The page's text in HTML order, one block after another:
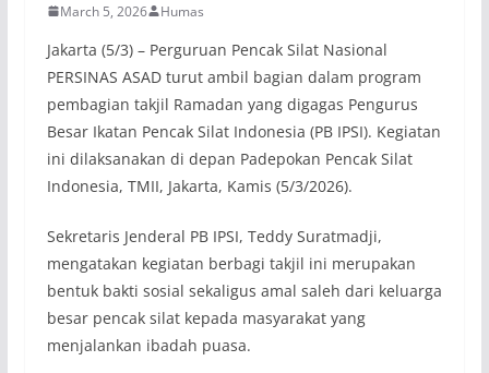
March 5, 2026 Humas
Jakarta (5/3) – Perguruan Pencak Silat Nasional
PERSINAS ASAD turut ambil bagian dalam program
pembagian takjil Ramadan yang digagas Pengurus
Besar Ikatan Pencak Silat Indonesia (PB IPSI). Kegiatan
ini dilaksanakan di depan Padepokan Pencak Silat
Indonesia, TMII, Jakarta, Kamis (5/3/2026).
Sekretaris Jenderal PB IPSI, Teddy Suratmadji,
mengatakan kegiatan berbagi takjil ini merupakan
bentuk bakti sosial sekaligus amal saleh dari keluarga
besar pencak silat kepada masyarakat yang
menjalankan ibadah puasa.